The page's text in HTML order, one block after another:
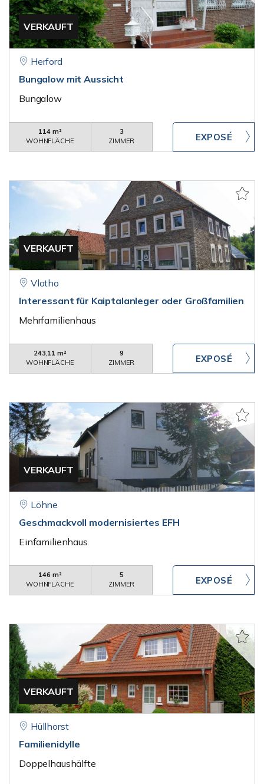
VERKAUFT
Herford
Bungalow mit Aussicht
Bungalow
114 m²
WOHNFLÄCHE
3
ZIMMER
VERKAUFT
Vlotho
Interessant für Kaiptalanleger oder Großfamilien
Mehrfamilienhaus
243,11 m²
WOHNFLÄCHE
9
ZIMMER
VERKAUFT
Löhne
Geschmackvoll modernisiertes EFH
Einfamilienhaus
146 m²
WOHNFLÄCHE
5
ZIMMER
VERKAUFT
Hüllhorst
Familienidylle
Doppelhaushälfte